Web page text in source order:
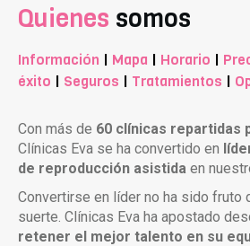
Quienes somos
Información | Mapa | Horario |
éxito | Seguros | Tratamientos |
Con más de 60 clínicas repartidas
Clínicas Eva se ha convertido en
de reproducción asistida en
Convertirse en líder no ha sido fruto
suerte. Clínicas Eva ha apostado
retener el mejor talento en su